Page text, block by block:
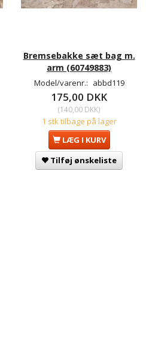
Bremsebakke sæt bag m.
arm (60749883)
Model/varenr.: abbd119
175,00 DKK
(140,00 DKK)
1 stk tilbage på lager
LÆG I KURV
Tilføj ønskeliste